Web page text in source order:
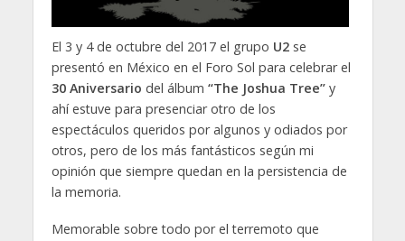
El 3 y 4 de octubre del 2017 el grupo U2se
presentó en México en el Foro Sol para celebrar el
30 Aniversario del álbum “The Joshua Tree”y
ahí estuve para presenciar otro de los
espectáculos queridos por algunos y odiados por
otros, pero de los más fantásticos según mi
opinión que siempre quedan en la persistencia de
la memoria.
Memorable sobre todo por el terremoto que